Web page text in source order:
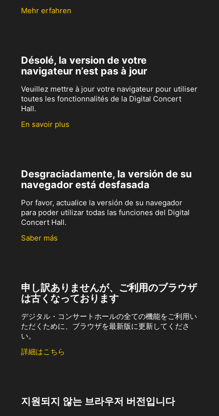
Mehr erfahren
Désolé, la version de votre
navigateur n’est pas à jour
Veuillez mettre à jour votre navigateur pour utiliser
toutes les fonctionnalités de la Digital Concert
Hall.
En savoir plus
Desgraciadamente, la versión de su
navegador está desfasada
Por favor, actualice la versión de su navegador
para poder utilizar todas las funciones del Digital
Concert Hall.
Saber más
申し訳ありませんが、ご利用のブラウザ
は古くなっております
デジタル・コンサートホールの全ての機能をご利用い
ただくために、ブラウザを最新版に更新してくださ
い。
詳細はこちら
지원되지 않는 브라우저 버전입니다